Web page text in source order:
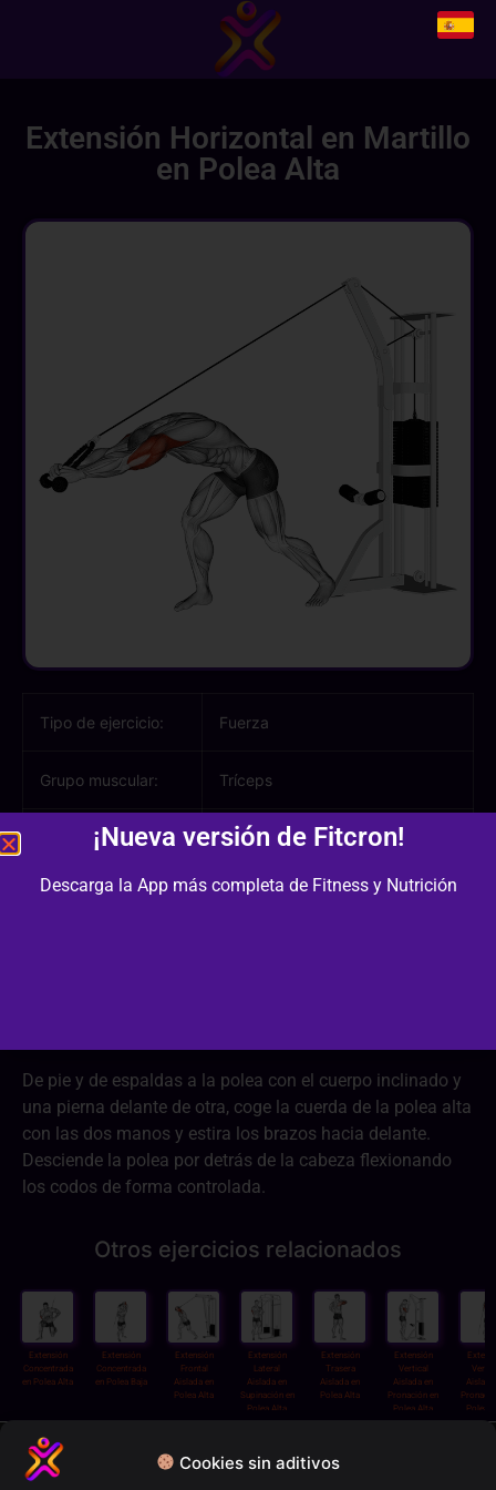
Cookies sin aditivos
Extensión Horizontal en Martillo
en Polea Alta
Tipo de ejercicio: Fuerza
Grupo muscular: Tríceps
Músculos
Tríceps, Antebrazo
De pie y de espaldas a la polea con el cuerpo inclinado y
una pierna delante de otra, coge la cuerda de la polea alta
con las dos manos y estira los brazos hacia delante.
Desciende la polea por detrás de la cabeza flexionando
los codos de forma controlada.
Otros ejercicios relacionados
Extensión
Concentrada
en Polea Alta
Extensión
Concentrada
en Polea Baja
Extensión
Frontal
Aislada en
Polea Alta
Extensión
Lateral
Aislada en
Supinación en
Polea Alta
Extensión
Trasera
Aislada en
Polea Alta
Extensión
Vertical
Aislada en
Pronación en
Polea Alta
Aislada
Polea
¡Nueva versión de Fitcron!
Descarga la App más completa de Fitness y Nutrición